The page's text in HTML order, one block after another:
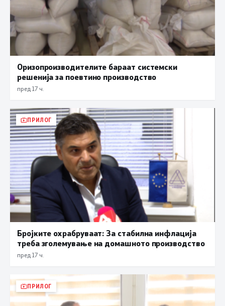
Оризопроизводителите бараат системски
решенија за поевтино производство
пред 17 ч.
ПРИЛОГ
Бројките охрабруваат: За стабилна инфлација
треба зголемување на домашното производство
пред 17 ч.
ПРИЛОГ